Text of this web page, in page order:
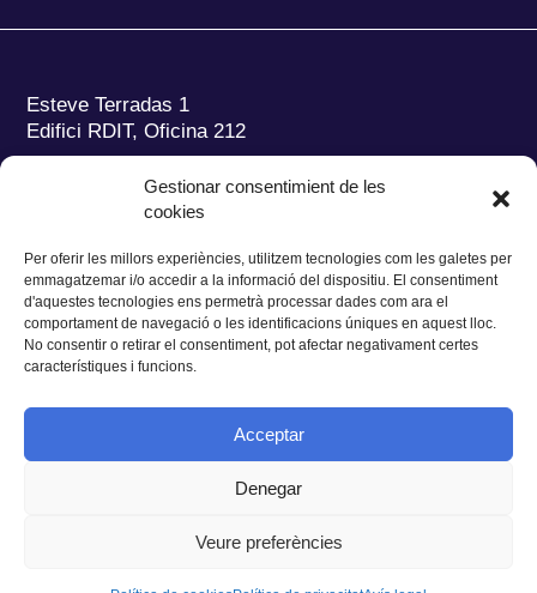
Gestionar consentimient de les
cookies
Per oferir les millors experiències, utilitzem tecnologies com les galetes per
emmagatzemar i/o accedir a la informació del dispositiu. El consentiment
d'aquestes tecnologies ens permetrà processar dades com ara el
comportament de navegació o les identificacions úniques en aquest lloc.
No consentir o retirar el consentiment, pot afectar negativament certes
característiques i funcions.
Acceptar
Denegar
Veure preferències
Esteve Terradas 1
Edifici RDIT, Oficina 212
Parc Mediterrani de la Tecnologia (PMT)
del Baix Llobregat – UPC
Tel.:+34 93 280 2088
Fax:+34 93 280 6395
E-mail:ieec@ieec.cat
CONTACTE
Privacitat Avís legal |Cookies
Ixole